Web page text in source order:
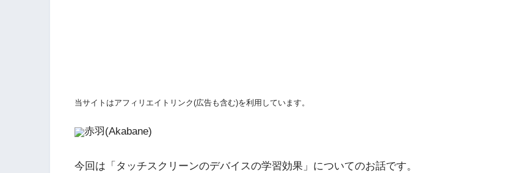
当サイトはアフィリエイトリンク(広告も含む)を利用しています。
赤羽(Akabane)
今回は「タッチスクリーンのデバイスの学習効果」についてのお話です。